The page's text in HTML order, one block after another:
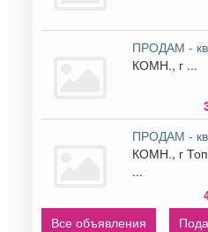
ПРОДАМ -
КОМН., г ...
ПРОДАМ -
КОМН., г Топки, Солнечный
...
Все объявления